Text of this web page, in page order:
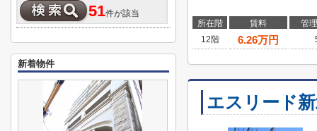
所在階 賃料
管
12階
6.26万円
エスリード
51件が該当
新着物件